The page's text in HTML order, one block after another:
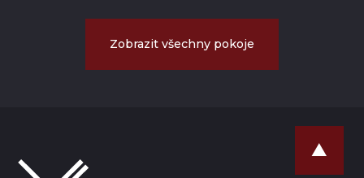
Zobrazit všechny pokoje